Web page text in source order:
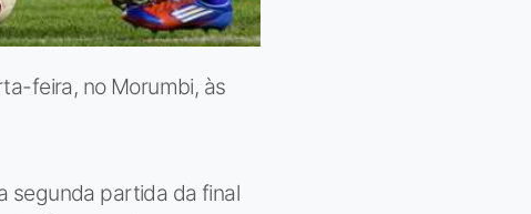
feira, no Morumbi, às
segunda partida da final